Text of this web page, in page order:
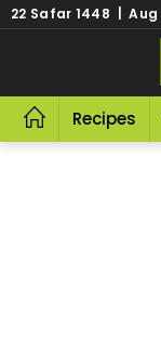
22 Safar 1448 | Aug
Recipes